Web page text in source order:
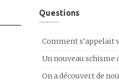
Questions
Comment s’appelait
Un nouveau schisme
On a découvert de